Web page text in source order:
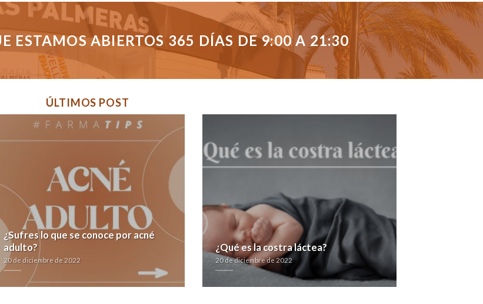
ESTAMOS ABIERTOS 365 DÍAS DE 9:00 A 21:30
ÚLTIMOS POST
¿Sufres lo que se conoce por acné
adulto?
20 de diciembre de 2022
¿Qué es la costra láctea?
20 de diciembre de 2022